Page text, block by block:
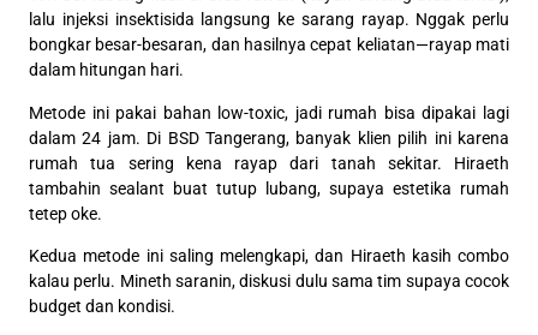
lalu injeksi insektisida langsung ke sarang rayap. Nggak perlu
bongkar besar-besaran, dan hasilnya cepat keliatan—rayap mati
dalam hitungan hari.
Metode ini pakai bahan low-toxic, jadi rumah bisa dipakai lagi
dalam 24 jam. Di BSD Tangerang, banyak klien pilih ini karena
rumah tua sering kena rayap dari tanah sekitar. Hiraeth
tambahin sealant buat tutup lubang, supaya estetika rumah
tetep oke.
Kedua metode ini saling melengkapi, dan Hiraeth kasih combo
kalau perlu. Mineth saranin, diskusi dulu sama tim supaya cocok
budget dan kondisi.